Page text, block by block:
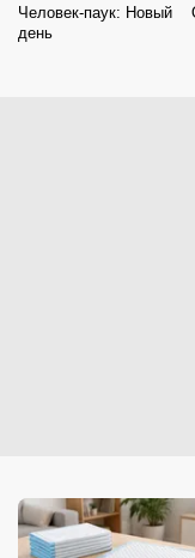
Человек-паук: Новый
день